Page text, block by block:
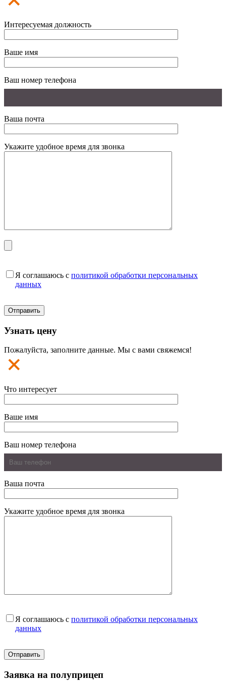
Интересуемая должность
Ваше имя
Ваш номер телефона
Ваша почта
Укажите удобное время для звонка
Я соглашаюсь с политикой обработки персональных
данных
Узнать цену
Пожалуйста, заполните данные. Мы с вами свяжемся!
Что интересует
Ваше имя
Ваш номер телефона
Ваша почта
Укажите удобное время для звонка
Я соглашаюсь с политикой обработки персональных
данных
Заявка на полуприцеп